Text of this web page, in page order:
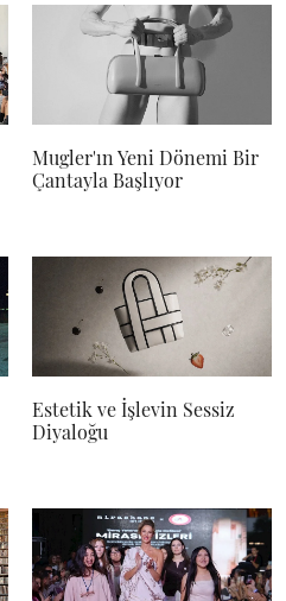
Mugler'ın Yeni Dönemi Bir
Çantayla Başlıyor
Estetik ve İşlevin Sessiz
Diyaloğu